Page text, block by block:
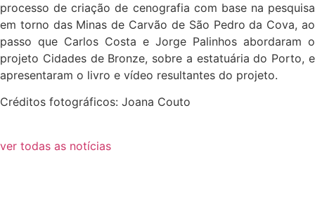
processo de criação de cenografia com base na pesquisa
em torno das Minas de Carvão de São Pedro da Cova, ao
passo que Carlos Costa e Jorge Palinhos abordaram o
projeto Cidades de Bronze, sobre a estatuária do Porto, e
apresentaram o livro e vídeo resultantes do projeto.
Créditos fotográficos: Joana Couto
ver todas as notícias